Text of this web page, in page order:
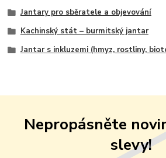
Jantary pro sběratele a objevování
Kachinský stát – burmitský jantar
Jantar s inkluzemi (hmyz, rostliny,
Nepropásněte
slevy!